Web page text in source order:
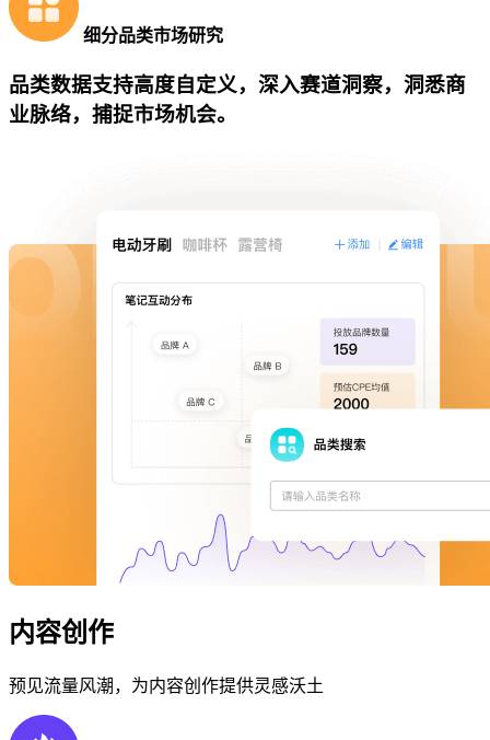
细分品类市场研究
品类数据支持高度自定义，深入赛道洞察，洞悉商
业脉络，捕捉市场机会。
内容创作
预见流量风潮，为内容创作提供灵感沃土